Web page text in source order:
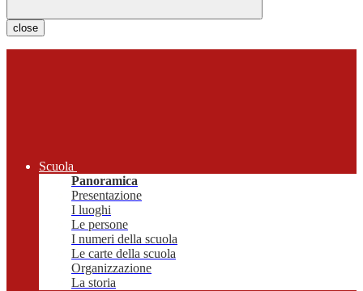
close
Scuola
Panoramica
Presentazione
I luoghi
Le persone
I numeri della scuola
Le carte della scuola
Organizzazione
La storia